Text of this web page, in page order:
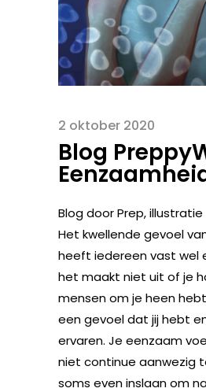
2 oktober 2020
Blog
Blog door Prep,
Het kwellende gevoel
heeft iedereen vast wel
het maakt niet uit of je
mensen om je heen
een gevoel dat jij hebt
ervaren. Je eenzaam
niet continue aanwezig
soms even inslaan om